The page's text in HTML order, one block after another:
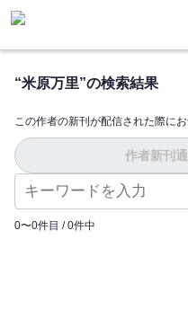
“米原万里”の検索結果
この作者の新刊が配信された際にお
作者新刊
0〜0件目 / 0件中